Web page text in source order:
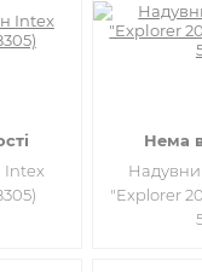
Intex
Нема
"Explorer